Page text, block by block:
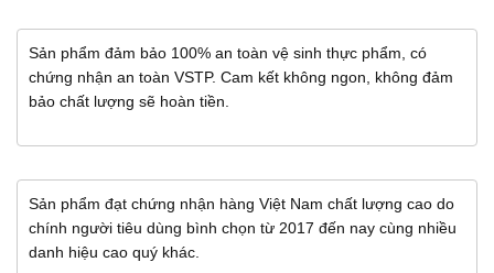
Sản phẩm đảm bảo 100% an toàn vệ sinh thực phẩm, có
chứng nhận an toàn VSTP. Cam kết không ngon, không đảm
bảo chất lượng sẽ hoàn tiền.
Sản phẩm đạt chứng nhận hàng Việt Nam chất lượng cao do
chính người tiêu dùng bình chọn từ 2017 đến nay cùng nhiều
danh hiệu cao quý khác.